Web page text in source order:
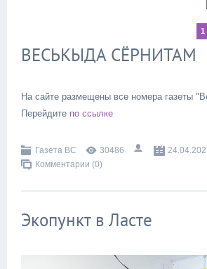
1
ВЕСЬКЫДА СЁРНИТАМ
На сайте размещены все номера газеты
Перейдите по ссылке
Газета ВС 30486
Комментарии (0)
Экопункт в Ласте